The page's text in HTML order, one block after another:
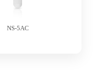
NS-5AC